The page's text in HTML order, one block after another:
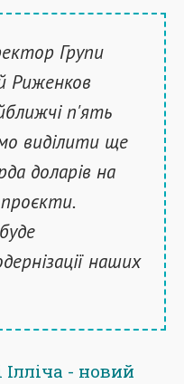
Групи
Риженков
п'ять
виділити ще
доларів на
проєкти.
наших
- новий